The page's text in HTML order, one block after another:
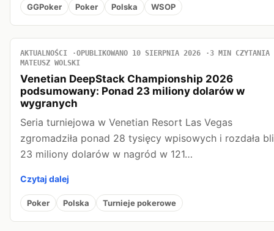
GGPoker Poker Polska WSOP
AKTUALNOŚCI OPUBLIKOWANO 10 SIERPNIA 2026
3 MIN CZYTANIA
MATEUSZ WOLSKI
Venetian DeepStack Championship 2026
podsumowany: Ponad 23 miliony dolarów w
wygranych
Seria turniejowa w Venetian Resort Las Vegas
zgromadziła ponad 28 tysięcy wpisowych i rozdała
23 miliony dolarów w nagród w 121…
Czytaj dalej
Poker Polska Turnieje pokerowe